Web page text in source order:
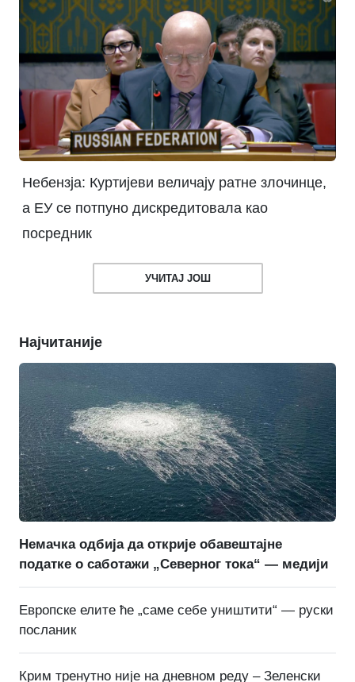
Небензја: Куртијеви величају ратне злочинце,
а ЕУ се потпуно дискредитовала као
посредник
УЧИТАЈ ЈОШ
Најчитаније
Немачка одбија да открије обавештајне
податке о саботажи „Северног тока“ — медији
Европске елите ће „саме себе уништити“ — руски
посланик
Крим тренутно није на дневном реду – Зеленски